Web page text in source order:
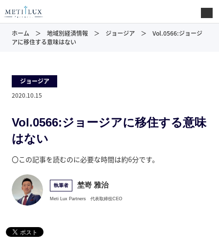
ホーム 地域別経済情報 ジョージア
Vol.0566:ジョージ
アに移住する意味はない
ジョージア
2020.10.15
Vol.0566:ジョージアに移住する意味
はない
〇この記事を読むのに必要な時間は約6分です。
執筆者 埜嵜 雅治
Meti Lux Partners 代表取締役CEO